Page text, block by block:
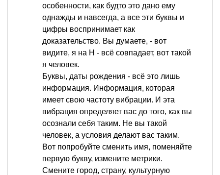
особенности, как будто это дано ему
однажды и навсегда, а все эти буквы и
цифры воспринимает как
доказательство. Вы думаете, - вот
видите, я на Н - всё совпадает, вот такой
я человек.
Буквы, даты рождения - всё это лишь
информация. Информация, которая
имеет свою частоту вибрации. И эта
вибрация определяет вас до того, как вы
осознали себя таким. Не вы такой
человек, а условия делают вас таким.
Вот попробуйте сменить имя, поменяйте
первую букву, измените метрики.
Смените город, страну, культурную